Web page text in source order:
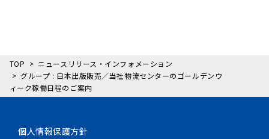
TOP
ニュースリリース・インフォメーション
グループ : 日本出版販売／当社物流センターのゴールデンウ
ィーク稼働日程のご案内
個人情報保護方針